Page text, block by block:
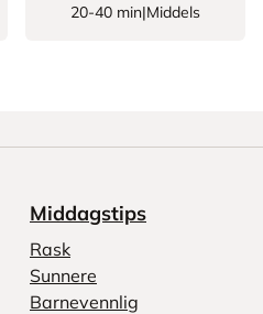
20-40 min|Middels
Middagstips
Rask
Sunnere
Barnevennlig